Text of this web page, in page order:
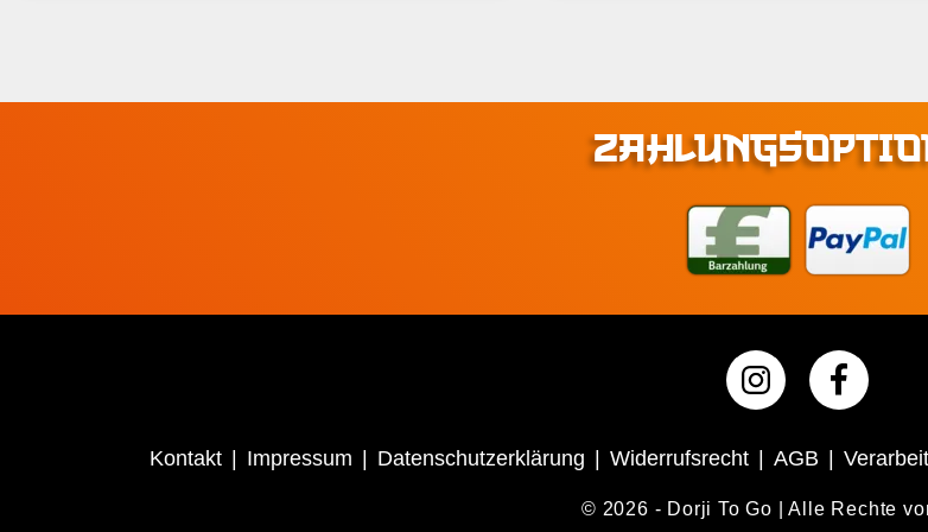
Kontakt Impressum Datenschutzerklärung Widerrufsrecht AGB
© 2026 - Dorji To Go | Alle Rechte